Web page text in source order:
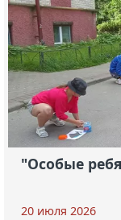
"Особые
20 июля 2026